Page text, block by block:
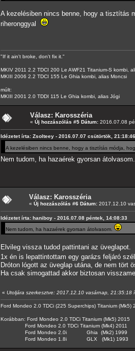
A kezelésiben nincs benne, hogy a tisztítás
riheronggyal
"If it ain't broke, don't fix it."
MKIV 2011 2.2 TDCI 200 Le AWF21 Titanium-S kombi,
MKIII 2006 2.2 TDCI 155 Le Ghia kombi, alias Moncsi
múlt:
MKIII 2001 2.0 TDDI 115 Le Ghia kombi, alias Jógi
Válasz: Karosszéria
« Új hozzászólás #5 Dátum: 2016.07.08
Idézetet írta: Zsolteey - 2016.07.07 csütörtök, 21:18:46
A kezelésiben nincs benne, hogy a tisztítás módja,
Nem tudom, ha hazaérek gyorsan
Válasz: Karosszéria
« Új hozzászólás #6 Dátum: 2017.12.10
Idézetet írta: haniboy - 2016.07.08 péntek, 14:08:33
Nem tudom, ha hazaérek gyorsan átolvasom.
Elvileg vissza tudod pattintani az üveglapot.
1x én is lepattintottam egy garázs feljáró
Dróton lógott az üveglap utána, de nem tört
Ha csak simogattad akkor biztosan
« Utoljára szerkesztve: 2017.12.10 vasárnap, 21:35:18
Ford Mondeo 2.0 TDCi (225 Superchips) Titanium (Mk5)
Korábban: Ford Mondeo 2.0 TDCi Titanium (Mk5) 2015
Ford Mondeo 2.0 TDCi Titanium (Mk4) 2011
Ford Mondeo 2.0i Ghia (Mk2) 1999
Ford Mondeo 1.8i GLX (Mk1) 1993